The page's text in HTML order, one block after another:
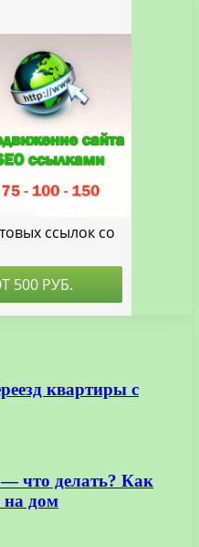
квартиры с
что делать? Как
на дом